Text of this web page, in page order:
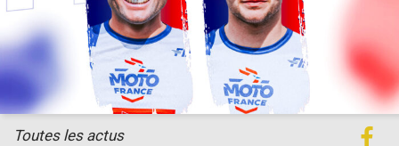
Toutes les actus